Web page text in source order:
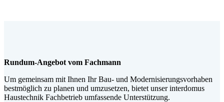
Rundum-Angebot vom Fachmann
Um gemeinsam mit Ihnen Ihr Bau- und Modernisierungsvorhaben
bestmöglich zu planen und umzusetzen, bietet unser interdomus
Haustechnik Fachbetrieb umfassende Unterstützung.